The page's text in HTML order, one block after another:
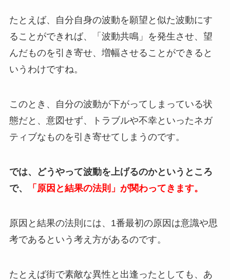
たとえば、自分自身の波動を願望と似た波動にす
ることができれば、「波動共鳴」を発生させ、望
んだものを引き寄せ、増幅させることができると
いうわけですね。
このとき、自分の波動が下がってしまっている状
態だと、意図せず、トラブルや不幸といったネガ
ティブなものを引き寄せてしまうのです。
では、どうやって波動を上げるのかというところ
で、
「原因と結果の法則」が関わってきます。
原因と結果の法則には、1番最初の原因は意識や思
考であるという考え方があるのです。
たとえば街で素敵な異性と出逢ったとしても、あ